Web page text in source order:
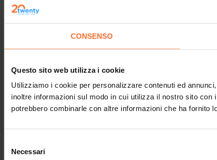
CONSENSO
Questo sito web utilizza i cookie
Utilizziamo i cookie per personalizzare contenuti ed
inoltre informazioni sul modo in cui utilizza il nostro sito
potrebbero combinarle con altre informazioni che ha fornito
delNecessari